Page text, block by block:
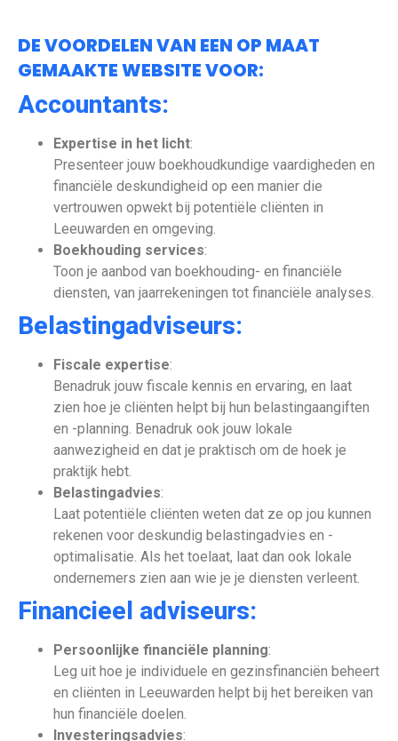
DE VOORDELEN VAN EEN OP MAAT
GEMAAKTE WEBSITE VOOR:
Accountants:
Expertise in het licht:
Presenteer jouw boekhoudkundige vaardigheden en
financiële deskundigheid op een manier die
vertrouwen opwekt bij potentiële cliënten in
Leeuwarden en omgeving.
Boekhouding services:
Toon je aanbod van boekhouding- en financiële
diensten, van jaarrekeningen tot financiële analyses.
Belastingadviseurs:
Fiscale expertise:
Benadruk jouw fiscale kennis en ervaring, en laat
zien hoe je cliënten helpt bij hun belastingaangiften
en -planning. Benadruk ook jouw lokale
aanwezigheid en dat je praktisch om de hoek je
praktijk hebt.
Belastingadvies:
Laat potentiële cliënten weten dat ze op jou kunnen
rekenen voor deskundig belastingadvies en -
optimalisatie. Als het toelaat, laat dan ook lokale
ondernemers zien aan wie je je diensten verleent.
Financieel adviseurs:
Persoonlijke financiële planning:
Leg uit hoe je individuele en gezinsfinanciën beheert
en cliënten in Leeuwarden helpt bij het bereiken van
hun financiële doelen.
Investeringsadvies: